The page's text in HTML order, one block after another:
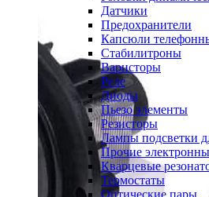
Датчики
Предохранители
Капсюли
Стабилитроны
Варисторы
Реле
Диоды
Пьезо элементы
Резисторы
Лампы подсветки
Прочие
Кварцевые
Термостаты
Оптические пары